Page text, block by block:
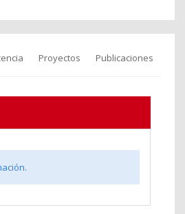
Proyectos Publicaciones